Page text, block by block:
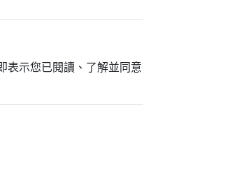
表示您已閱讀、了解並同意